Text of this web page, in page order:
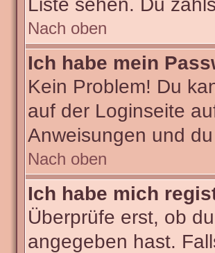
Nach oben
Ich habe mein
Kein Problem! Du
auf der Loginseite
Anweisungen und
Nach oben
Ich habe mich
Überprüfe erst, ob
angegeben hast.